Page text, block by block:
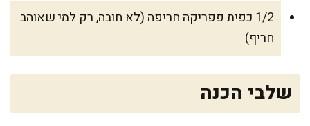
1/2 כפית פפריקה חריפה (לא חובה, רק למי שאוהב
חריף)
שלבי הכנה